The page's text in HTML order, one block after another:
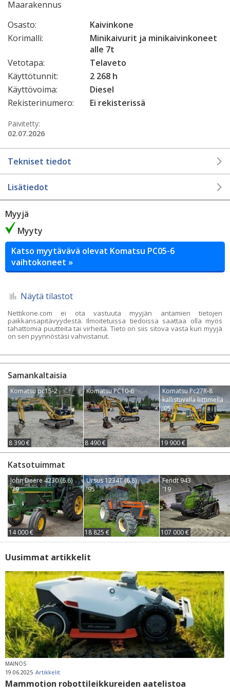
Maarakennus
Osasto:
Kaivinkone
Korimalli:
Minikaivurit ja minikaivinkoneet
alle 7t
Vetotapa:
Telaveto
Käyttötunnit:
2 268 h
Käyttövoima:
Diesel
Rekisterinumero:
Ei rekisterissä
Päivitetty:
02.07.2026
Tekniset tiedot
Lisätiedot
Myyjä
Myyty
Katso myytävävä olevat Komatsu PC05-6
vaihtokoneet »
Näytä tilastot
Nettikone.com ei ota vastuuta myyjän antamien tietojen
paikkansapitävyydestä. Ilmoitetuissa tiedoissa saattaa olla myös
tahattomia puutteita tai virheitä. Tieto on siis sitova vasta kun myyjä
on sen pyynnöstäsi vahvistanut.
Samankaltaisia
Komatsu pc15-2
8 390 €
Komatsu PC10-6
8 490 €
Komatsu Pc27R-8
kallistuvalla liittimellä
'05
19 900 €
Katsotuimmat
John Deere 4230 (6.6)
'79
14 000 €
Ursus 1234T (6.8)
'95
18 825 €
Fendt 943
'19
107 000 €
Uusimmat artikkelit
MAINOS
19.06.2025 Artikkelit
Mammotion robottileikkureiden aatelistoa